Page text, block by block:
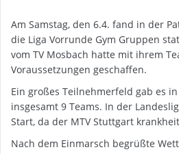
Am Samstag, den 6.4. fand in der
die Liga Vorrunde Gym Gruppen
vom TV Mosbach hatte mit ihrem
Voraussetzungen geschaffen.
Ein großes Teilnehmerfeld gab es
insgesamt 9 Teams. In der
Start, da der MTV Stuttgart
Nach dem Einmarsch begrüßte